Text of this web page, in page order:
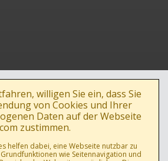
willigen Sie ein, dass Sie
von Cookies und Ihrer
Daten auf der Webseite
zustimmen.
helfen dabei, eine Webseite nutzbar zu
wie Seitennavigation und